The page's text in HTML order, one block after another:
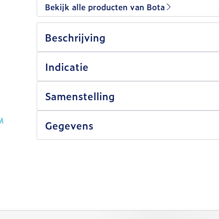
Bekijk alle producten van Bota
Beschrijving
Indicatie
Samenstelling
Gegevens
met de tabtoets. Je kunt de carrousel overslaan